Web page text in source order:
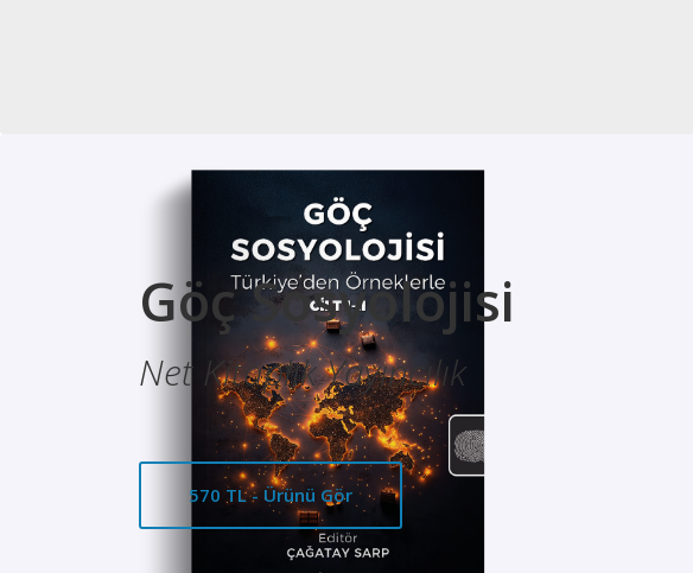
Göç Sosyolojisi
Net Kitaplık Yayıncılık
570 TL - Ürünü Gör